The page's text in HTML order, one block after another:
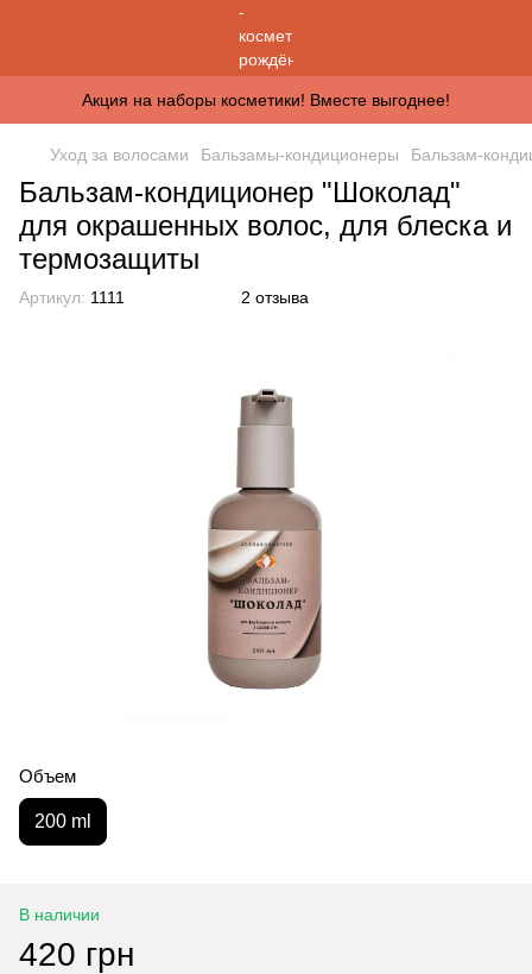
Акция на наборы косметики! Вместе выгоднее!
Уход за волосами Бальзамы-кондиционеры Бальзам-
Бальзам-кондиционер "Шоколад"
для окрашенных волос, для блеска и
термозащиты
Артикул: 1111 2 отзыва
Объем
200 ml
В наличии
420 грн